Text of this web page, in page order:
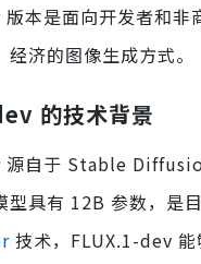
本是面向开发者和非
济的图像生成方式。
的技术背景
源自于 Stable
型具有 12B 参数，是
技术，FLUX.1-dev 能